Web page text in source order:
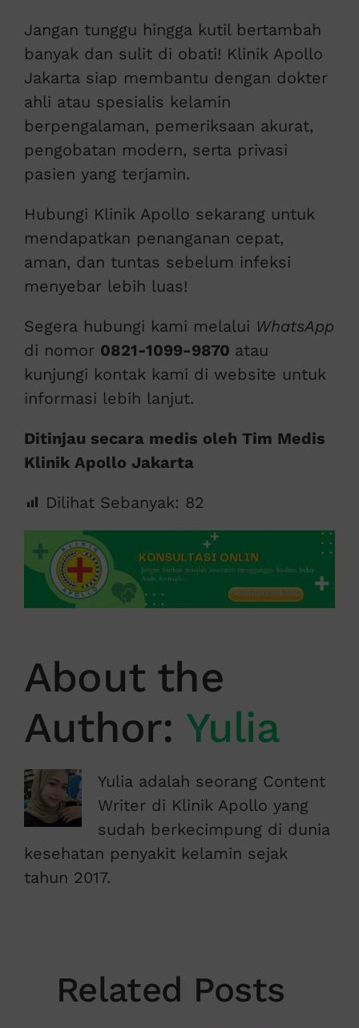
Jangan tunggu hingga kutil bertambah
banyak dan sulit di obati! Klinik Apollo
Jakarta siap membantu dengan dokter
ahli atau spesialis kelamin
berpengalaman, pemeriksaan akurat,
pengobatan modern, serta privasi
pasien yang terjamin.
Hubungi Klinik Apollo sekarang untuk
mendapatkan penanganan cepat,
aman, dan tuntas sebelum infeksi
menyebar lebih luas!
Segera hubungi kami melalui WhatsApp
di nomor 0821-1099-9870 atau
kunjungi kontak kami di website untuk
informasi lebih lanjut.
Ditinjau secara medis oleh Tim Medis
Klinik Apollo Jakarta
Dilihat Sebanyak: 82
About the
Author: Yulia
Yulia adalah seorang Content
Writer di Klinik Apollo yang
sudah berkecimpung di dunia
kesehatan penyakit kelamin sejak
tahun 2017.
Related Posts